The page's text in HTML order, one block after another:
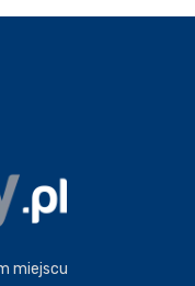
miejscu